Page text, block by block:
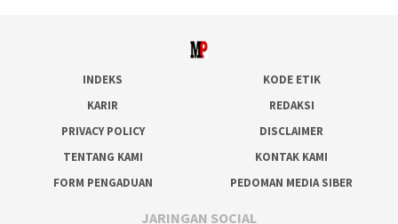
INDEKS
KODE ETIK
KARIR
REDAKSI
PRIVACY POLICY
DISCLAIMER
TENTANG KAMI
KONTAK KAMI
FORM PENGADUAN
PEDOMAN MEDIA SIBER
JARINGAN SOCIAL